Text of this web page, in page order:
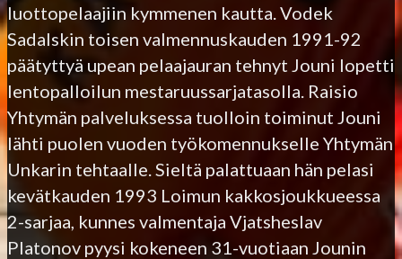
luottopelaajiin kymmenen kautta. Vodek
Sadalskin toisen valmennuskauden 1991-92
päätyttyä upean pelaajauran tehnyt Jouni lopetti
lentopalloilun mestaruussarjatasolla. Raisio
Yhtymän palveluksessa tuolloin toiminut Jouni
lähti puolen vuoden työkomennukselle Yhtymän
Unkarin tehtaalle. Sieltä palattuaan hän pelasi
kevätkauden 1993 Loimun kakkosjoukkueessa
2-sarjaa, kunnes valmentaja Vjatsheslav
Platonov pyysi kokeneen 31-vuotiaan Jounin